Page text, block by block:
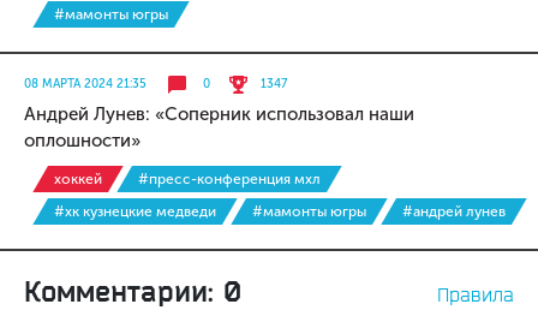
#мамонты югры
08 МАРТА 2024 21:35 0 1347
Андрей Лунев: «Соперник использовал наши
оплошности»
хоккей
#пресс-конференция мхл
#хк кузнецкие медведи
#мамонты югры #андрей лунев
Комментарии: 0 Правила